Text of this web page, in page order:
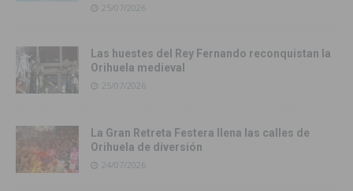
25/07/2026
Las huestes del Rey Fernando reconquistan la
Orihuela medieval
25/07/2026
La Gran Retreta Festera llena las calles de
Orihuela de diversión
24/07/2026